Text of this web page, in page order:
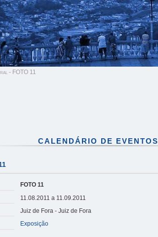
- FOTO 11
CALENDÁRIO DE EVENTOS
FOTO 11
11.08.2011 a 11.09.2011
Juiz de Fora - Juiz de Fora
Exposição